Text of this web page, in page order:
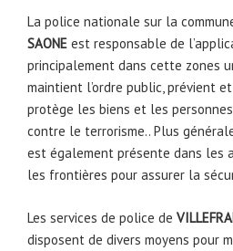
La police nationale sur la
SAONE est responsable de
principalement dans cette zones
maintient l’ordre public, prévient
protège les biens et les
contre le terrorisme.. Plus
est également présente dans les
les frontières pour assurer la
Les services de police de
disposent de divers moyens pour